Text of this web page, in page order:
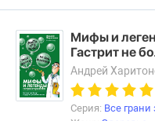
Мифы и
Гастрит не
Андрей
Серия: Все грани